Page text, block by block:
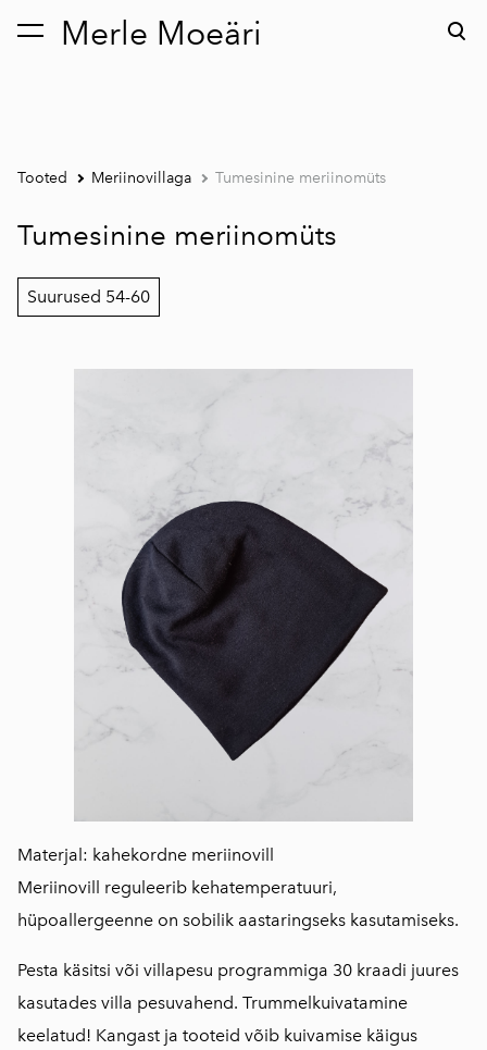
Merle Moeäri
lisati ostukorvi. Vaata ostukorvi
Tooted Meriinovillaga Tumesinine meriinomüts
Tumesinine meriinomüts
Suurused 54-60
Materjal: kahekordne meriinovill
Meriinovill reguleerib kehatemperatuuri,
hüpoallergeenne on sobilik aastaringseks kasutamiseks.
Pesta käsitsi või villapesu programmiga 30 kraadi juures
kasutades villa pesuvahend. Trummelkuivatamine
keelatud! Kangast ja tooteid võib kuivamise käigus